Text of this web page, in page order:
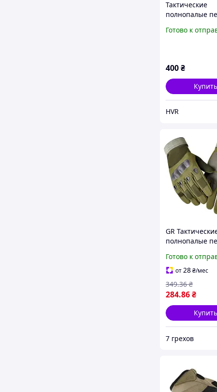
Тактические
полнопалые
перчатки
Готово к
400₴
Купить
HVR
GR
полнопалые
мотоперчатки)
Tactical ET-12
Размер XL
7грех1813
Готово к
от28₴/мес
284.86₴
349.36 ₴
Купить
7 грехов